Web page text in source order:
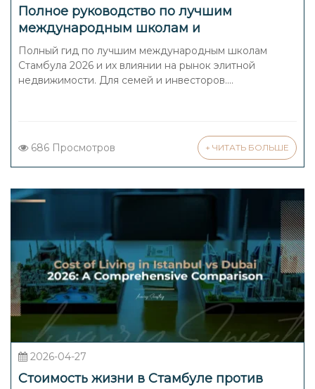
Полное руководство по лучшим
международным школам и
университетам Стамбула: направления
для проживания и инвестиций для
элитных семей (2026)
Полный гид по лучшим международным школам
Стамбула 2026 и их влиянии на рынок элитной
недвижимости. Для семей и инвесторов....
686 Просмотров + ЧИТАТЬ БОЛЬШЕ
2026-04-27
Стоимость жизни в Стамбуле против